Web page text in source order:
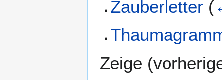
Zauberletter (
Zeige (